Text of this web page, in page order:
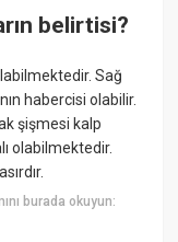
belirtisi?
Sağ
habercisi olabilir.
şişmesi kalp
olabilmektedir.
burada okuyun: